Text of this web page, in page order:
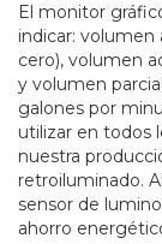
El monitor
indicar:
cero), volumen
y volumen
galones por
utilizar en todos
nuestra
retroiluminado.
sensor de
ahorro